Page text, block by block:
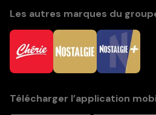
Les autres marques du
Télécharger l’application